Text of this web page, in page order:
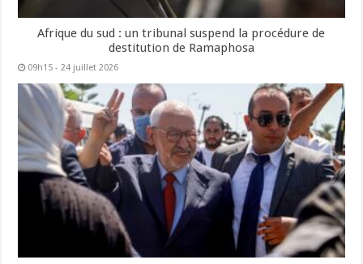
Afrique du sud : un tribunal suspend la procédure de
destitution de Ramaphosa
09h15 - 24 juillet 2026